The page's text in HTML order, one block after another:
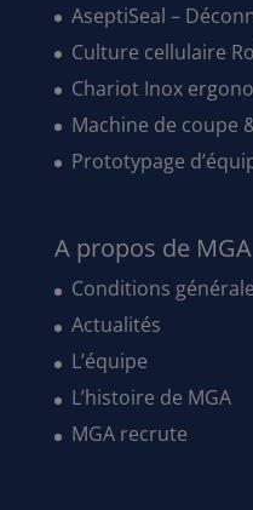
AseptiSeal –
Culture cellulaire
Chariot Inox
Machine de coupe
Prototypage
A propos de MGA
Conditions
Actualités
L’équipe
L’histoire de MGA
MGA recrute